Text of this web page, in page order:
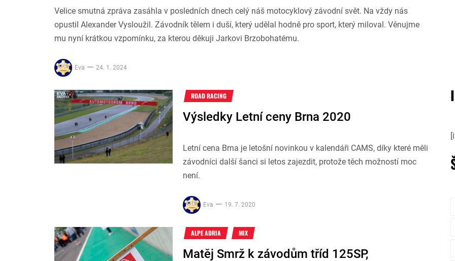
Velice smutná zpráva zasáhla v posledních dnech celý náš motocyklový závodní svět. Na vždy nás
opustil Alexander Vysloužil. Závodník tělem i duší, který udělal hodně pro sport, který miloval. Věnujme
mu nyní krátkou vzpomínku, za kterou děkuji Jarkovi Brzobohatému.
Eva 24. 1. 2024
ROAD RACING
Výsledky Letní ceny Brna 2020
Letní cena Brna je letošní novinkou v kalendáři CAMS, díky které měli
závodníci další šanci si letos zajezdit, protože těch možností moc
není.
Eva 19. 7. 2020
ALPE ADRIA MIX
Matěj Smrž k závodům tříd 125SP,